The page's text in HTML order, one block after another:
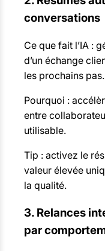
conversations
Ce que fait l’IA :
d’un échange
les prochains pas.
Pourquoi :
entre
utilisable.
Tip : activez le
valeur élevée
la qualité.
3. Relances
par